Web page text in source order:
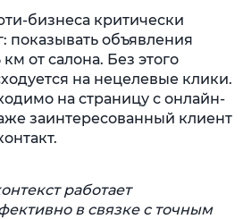
бизнеса критически
показывать объявления
от салона. Без этого
на нецелевые клики.
на страницу с онлайн-
заинтересованный клиент
работает
в связке с точным